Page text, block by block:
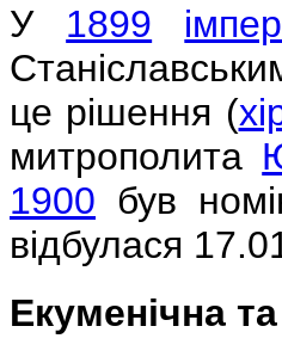
У 1899
це рішення (
митрополита
1900 був
відбулася
Екуменічна